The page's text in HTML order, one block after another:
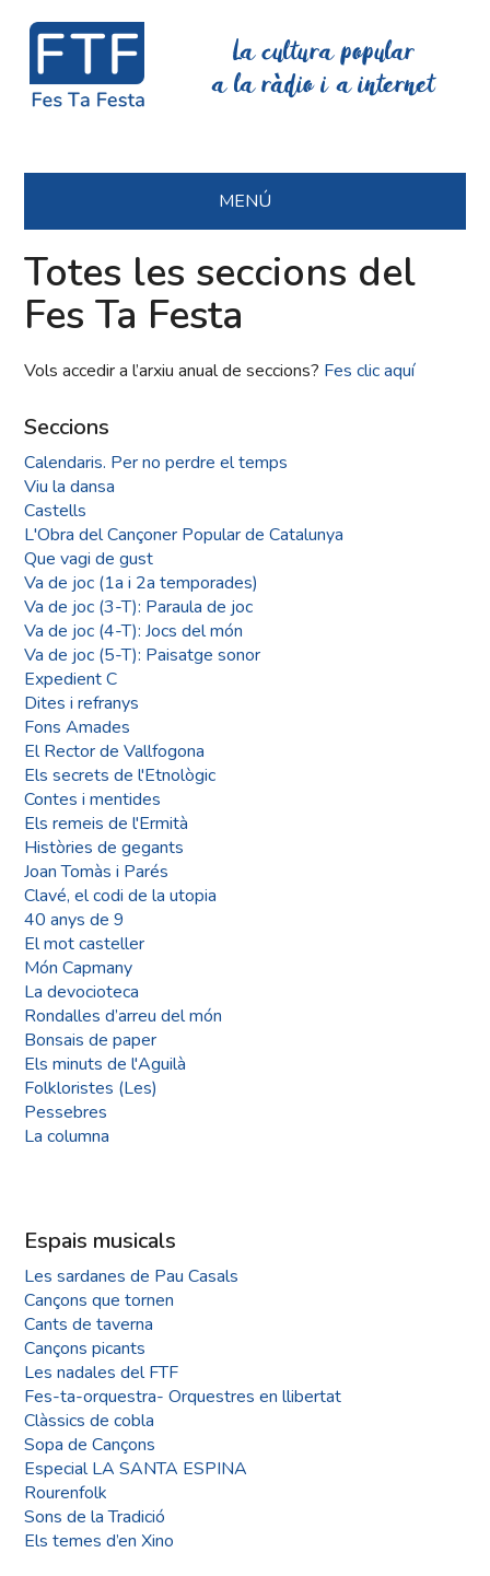
La cultura popular
a la ràdio i a internet
MENÚ
Totes les seccions del
Fes Ta Festa
Vols accedir a l’arxiu anual de seccions? Fes clic aquí
Seccions
Calendaris. Per no perdre el temps
Viu la dansa
Castells
L'Obra del Cançoner Popular de Catalunya
Que vagi de gust
Va de joc (1a i 2a temporades)
Va de joc (3-T): Paraula de joc
Va de joc (4-T): Jocs del món
Va de joc (5-T): Paisatge sonor
Expedient C
Dites i refranys
Fons Amades
El Rector de Vallfogona
Els secrets de l'Etnològic
Contes i mentides
Els remeis de l'Ermità
Històries de gegants
Joan Tomàs i Parés
Clavé, el codi de la utopia
40 anys de 9
El mot casteller
Món Capmany
La devocioteca
Rondalles d’arreu del món
Bonsais de paper
Els minuts de l'Aguilà
Folkloristes (Les)
Pessebres
La columna
Espais musicals
Les sardanes de Pau Casals
Cançons que tornen
Cants de taverna
Cançons picants
Les nadales del FTF
Fes-ta-orquestra- Orquestres en llibertat
Clàssics de cobla
Sopa de Cançons
Especial LA SANTA ESPINA
Rourenfolk
Sons de la Tradició
Els temes d’en Xino